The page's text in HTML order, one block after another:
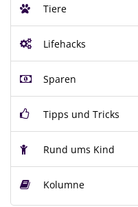
Tiere
Lifehacks
Sparen
Tipps und Tricks
Rund ums Kind
Kolumne